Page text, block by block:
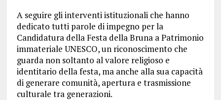
A seguire gli interventi istituzionali che hanno
dedicato tutti parole di impegno per la
Candidatura della Festa della Bruna a Patrimonio
immateriale UNESCO, un riconoscimento che
guarda non soltanto al valore religioso e
identitario della festa, ma anche alla sua capacità
di generare comunità, apertura e trasmissione
culturale tra generazioni.